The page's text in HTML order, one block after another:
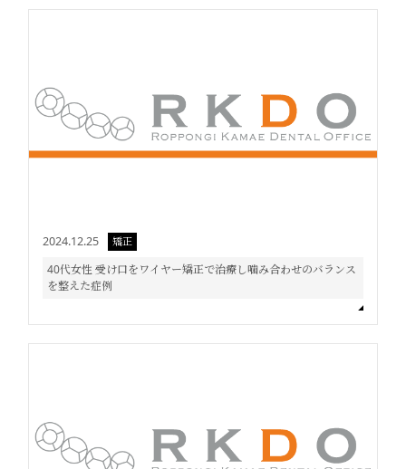
2024.12.25 矯正
40代女性 受け口をワイヤー矯正で治療し噛み合わせのバランス
を整えた症例